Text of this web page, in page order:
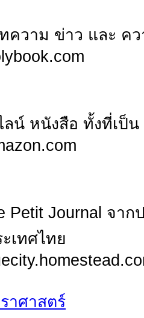
ความ ข่าว และ ค
น์ หนังสือ ทั้งที่เป็
Journal จาก
เทศไทย
าศาสตร์